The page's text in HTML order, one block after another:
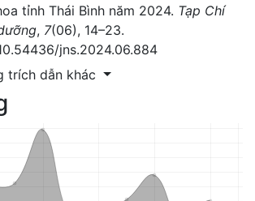
tỉnh Thái Bình năm 2024. Tạp Chí
, 7(06), 14–23.
jns.2024.06.884
trích dẫn khác